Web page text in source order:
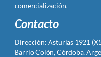
comercialización.
Contacto
Dirección: Asturias 1921
Barrio Colón, Córdoba,